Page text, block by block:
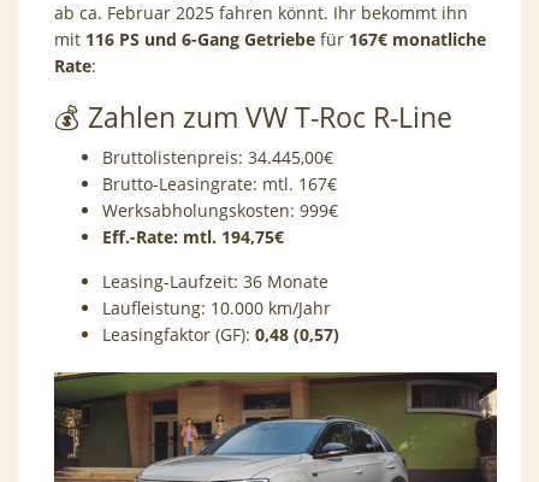
ab ca. Februar 2025 fahren könnt. Ihr bekommt ihn
mit 116 PS und 6-Gang Getriebe für 167€ monatliche
Rate:
💰 Zahlen zum VW T-Roc R-Line
Bruttolistenpreis: 34.445,00€
Brutto-Leasingrate: mtl. 167€
Werksabholungskosten: 999€
Eff.-Rate: mtl. 194,75€
Leasing-Laufzeit: 36 Monate
Laufleistung: 10.000 km/Jahr
Leasingfaktor (GF): 0,48 (0,57)